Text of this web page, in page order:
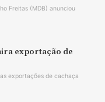
Freitas (MDB) anunciou
exportação de
exportações de cachaça